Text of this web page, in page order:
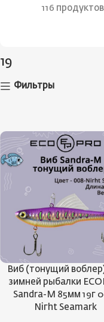
116 продуктов
19
Фильтры
Виб (тонущий
зимней рыбалки
Sandra-M 85мм 19г
Niгht Seamark